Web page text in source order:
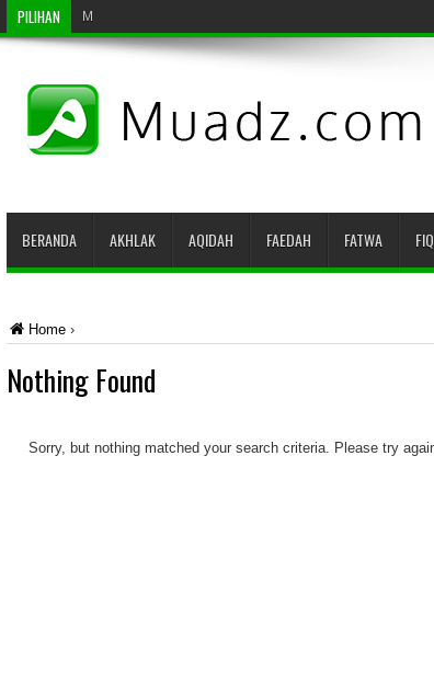
PILIHAN Mengenal Salat Qasar
BERANDA AKHLAK AQIDAH FAEDAH FATWA
Home›
Nothing Found
Sorry, but nothing matched your search criteria. Please try